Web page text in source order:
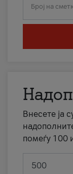
Број на
Внесете ја
помеѓу 100